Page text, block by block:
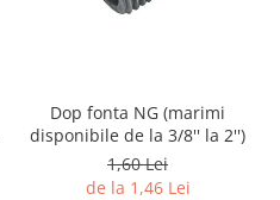
Dop fonta NG (marimi
disponibile de la 3/8'' la 2'')
1,60 Lei
de la 1,46 Lei